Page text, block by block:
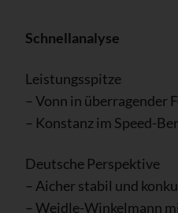
Schnellanalyse
Leistungsspitze
– Vonn in überragender
– Konstanz im Speed-
Deutsche Perspektive
– Aicher stabil und
– Weidle-Winkelmann